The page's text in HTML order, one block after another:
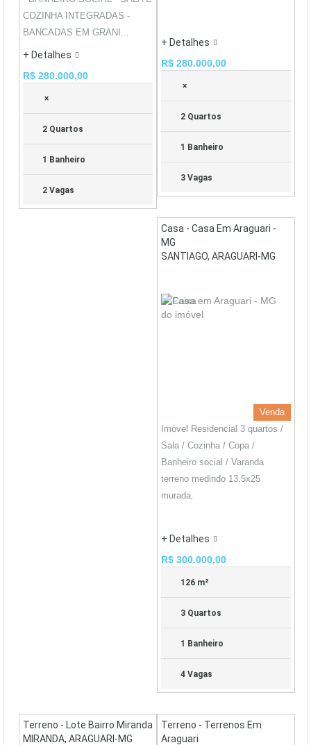
COZINHA INTEGRADAS -
BANCADAS EM GRANI...
+ Detalhes
R$ 280.000,00
×
2 Quartos
1 Banheiro
2 Vagas
+ Detalhes
R$ 280.000,00
×
2 Quartos
1 Banheiro
3 Vagas
Casa - Casa Em Araguari -
MG
SANTIAGO, ARAGUARI-MG
Venda
Imóvel Residencial 3 quartos /
Sala / Cozinha / Copa /
Banheiro social / Varanda
terreno medindo 13,5x25
murada.
+ Detalhes
R$ 300.000,00
126 m²
3 Quartos
1 Banheiro
4 Vagas
Terreno - Lote Bairro Miranda
MIRANDA, ARAGUARI-MG
Terreno - Terrenos Em
Araguari